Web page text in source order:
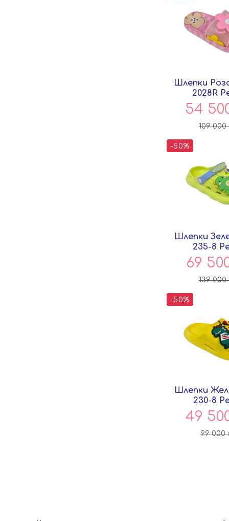
Шлепки
2028R
54
109 000
-50%
Шлепки
235-8
69
139 000
-50%
Шлепки
230-8
49
99 000